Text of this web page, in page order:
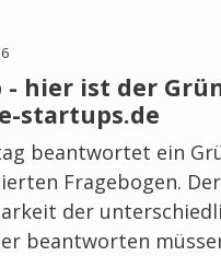
- hier ist der
startups.de
beantwortet ein
Fragebogen.
der
beantworten